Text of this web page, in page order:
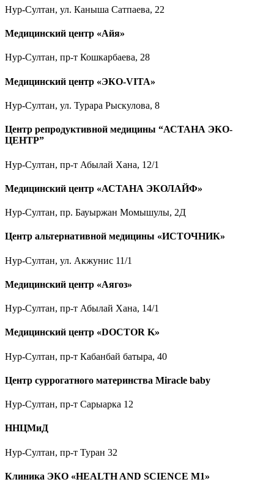
Нур-Султан, ул. Каныша Сатпаева, 22
Медицинский центр «Айя»
Нур-Султан, пр-т Кошкарбаева, 28
Медицинский центр «ЭКО-VITA»
Нур-Султан, ул. Турара Рыскулова, 8
Центр репродуктивной медицины “АСТАНА ЭКО-
ЦЕНТР”
Нур-Султан, пр-т Абылай Хана, 12/1
Медицинский центр «АСТАНА ЭКОЛАЙФ»
Нур-Султан, пр. Бауыржан Момышулы, 2Д
Центр альтернативной медицины «ИСТОЧНИК»
Нур-Султан, ул. Акжунис 11/1
Медицинский центр «Аягоз»
Нур-Султан, пр-т Абылай Хана, 14/1
Медицинский центр «DOCTOR K»
Нур-Султан, пр-т Кабанбай батыра, 40
Центр суррогатного материнства Miracle baby
Нур-Султан, пр-т Сарыарка 12
ННЦМиД
Нур-Султан, пр-т Туран 32
Клиника ЭКО «HEALTH AND SCIENCE M1»